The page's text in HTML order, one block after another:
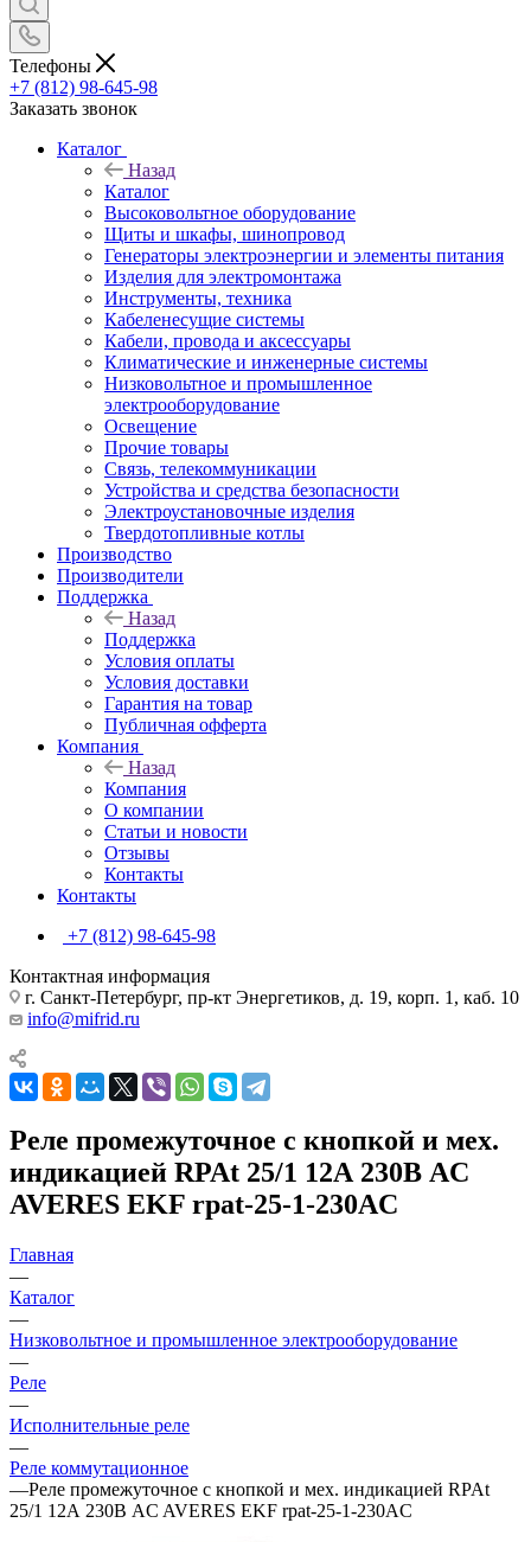
Телефоны
+7 (812) 98-645-98
Заказать звонок
Каталог
Назад
Каталог
Высоковольтное оборудование
Щиты и шкафы, шинопровод
Генераторы электроэнергии и элементы питания
Изделия для электромонтажа
Инструменты, техника
Кабеленесущие системы
Кабели, провода и аксессуары
Климатические и инженерные системы
Низковольтное и промышленное
электрооборудование
Освещение
Прочие товары
Связь, телекоммуникации
Устройства и средства безопасности
Электроустановочные изделия
Твердотопливные котлы
Производство
Производители
Поддержка
Назад
Поддержка
Условия оплаты
Условия доставки
Гарантия на товар
Публичная офферта
Компания
Назад
Компания
О компании
Статьи и новости
Отзывы
Контакты
Контакты
+7 (812) 98-645-98
Контактная информация
г. Санкт-Петербург, пр-кт Энергетиков, д. 19, корп. 1, каб. 10
info@mifrid.ru
Реле промежуточное с кнопкой и мех.
индикацией RPAt 25/1 12А 230В AC
AVERES EKF rpat-25-1-230AC
Главная
—
Каталог
—
Низковольтное и промышленное электрооборудование
—
Реле
—
Исполнительные реле
—
Реле коммутационное
—Реле промежуточное с кнопкой и мех. индикацией RPAt
25/1 12А 230В AC AVERES EKF rpat-25-1-230AC